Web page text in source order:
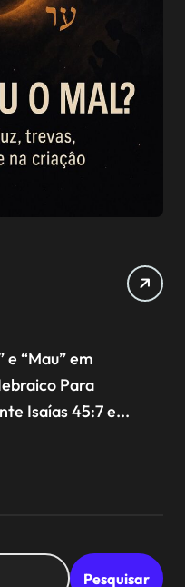
“Mau” em
Para
Isaías 45:7 e...
Pesquisar